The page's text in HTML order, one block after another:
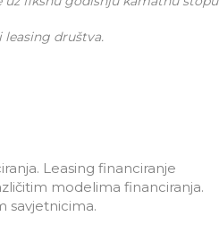
društva.
Leasing financiranje
modelima financiranja.
savjetnicima.